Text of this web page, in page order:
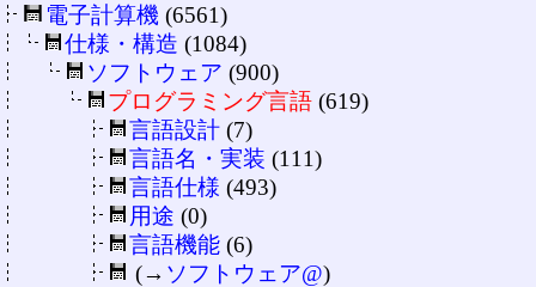
電子計算機 (6561)
仕様・構造 (1084)
ソフトウェア (900)
プログラミング言語 (619)
言語設計 (7)
言語名・実装 (111)
言語仕様 (493)
用途 (0)
言語機能 (6)
(→ ソフトウェア@)